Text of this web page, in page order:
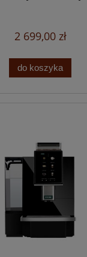
2 699,00 zł
do koszyka